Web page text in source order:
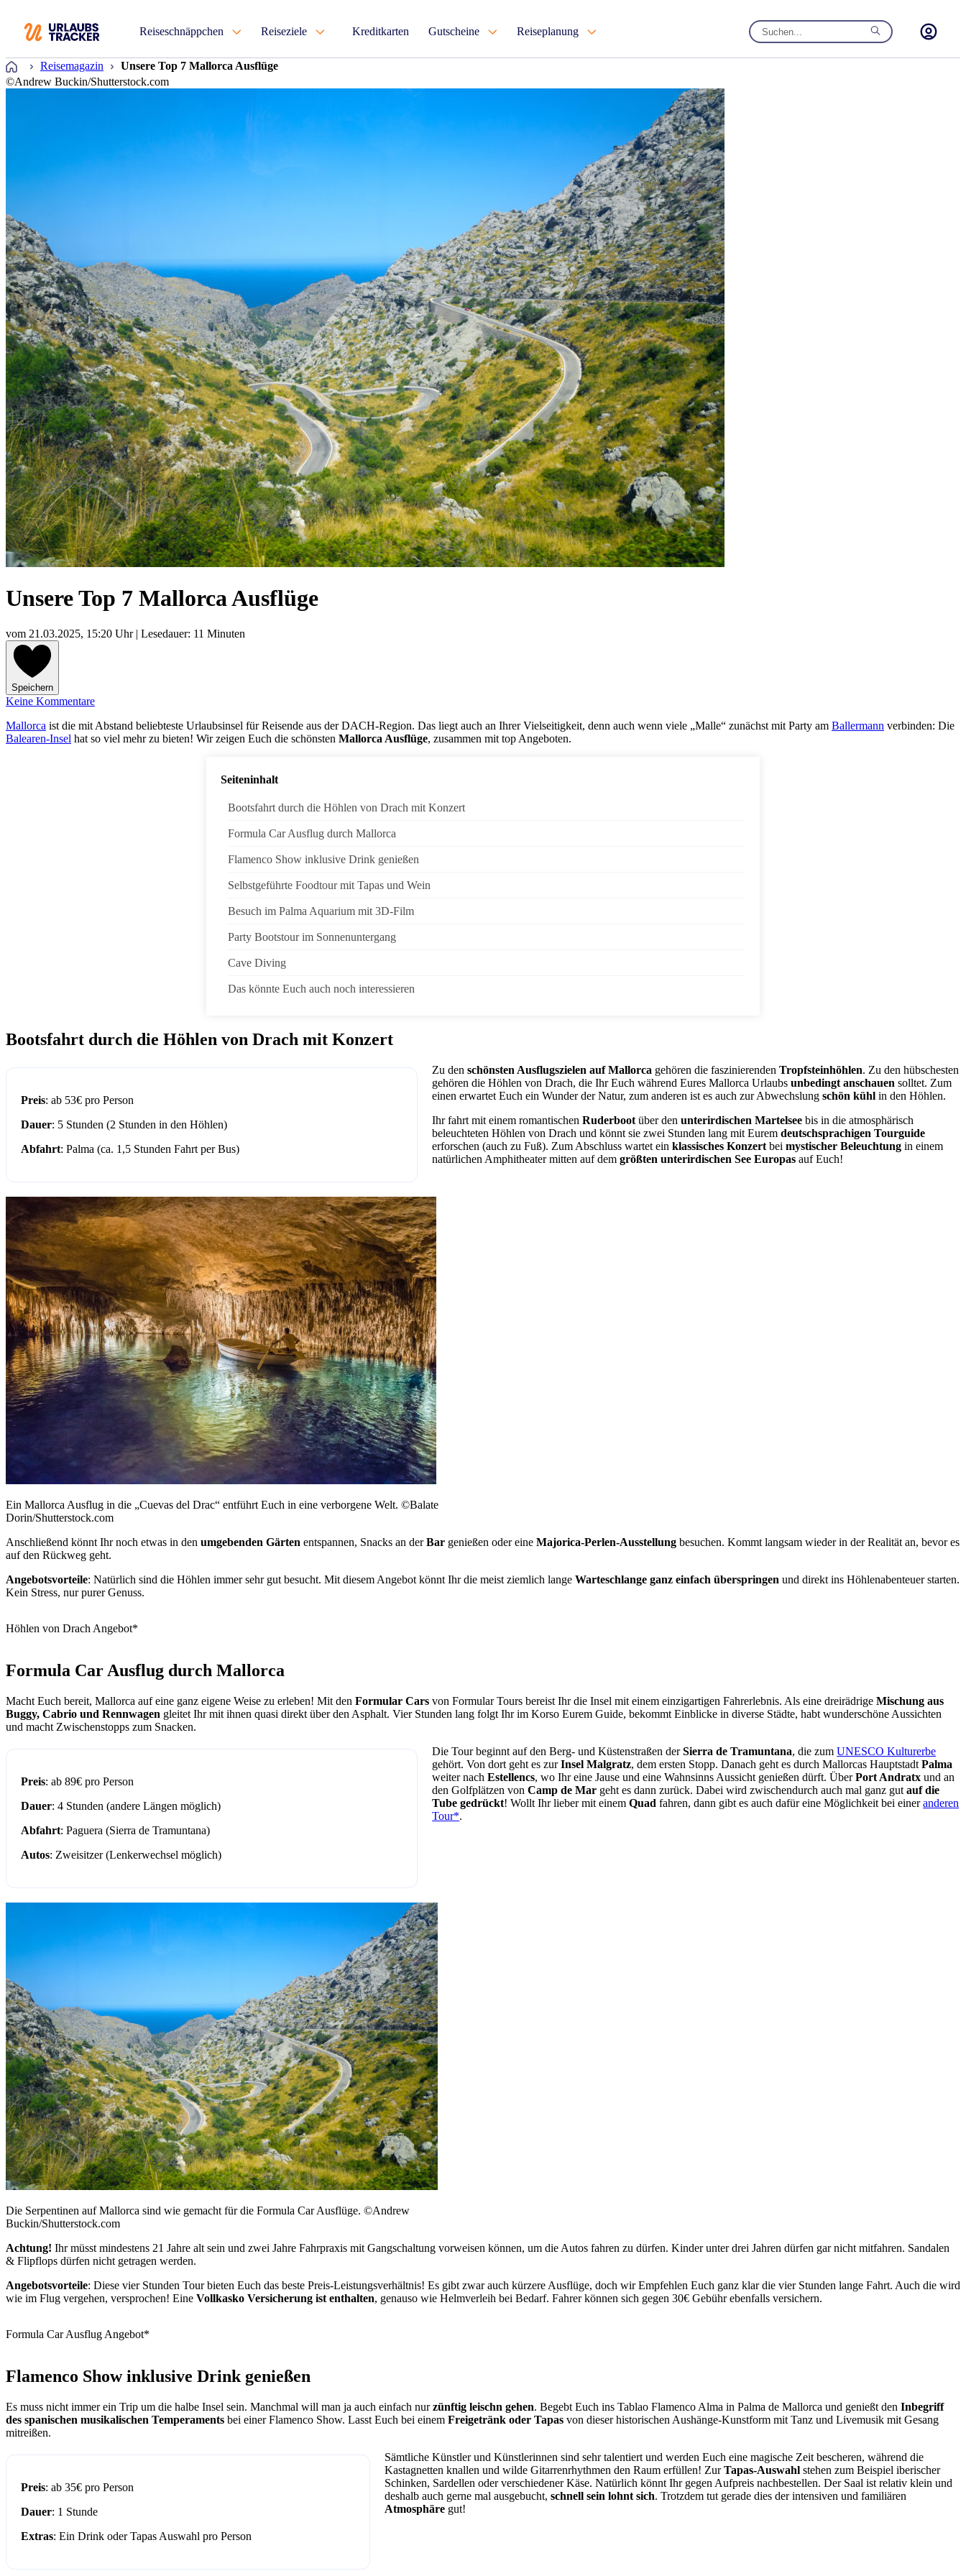
Reiseschnäppchen Reiseziele Kreditkarten Gutscheine Reiseplanung
Startseite
Reisemagazin
Unsere Top 7 Mallorca Ausflüge
©Andrew Buckin/Shutterstock.com
Unsere Top 7 Mallorca Ausflüge
vom 21.03.2025, 15:20 Uhr| Lesedauer: 11 Minuten
Speichern
Keine Kommentare
Mallorca ist die mit Abstand beliebteste Urlaubsinsel für Reisende aus der DACH-Region. Das liegt auch an Ihrer Vielseitigkeit, denn auch wenn viele „Malle“ zunächst mit Party am Ballermann verbinden: Die
Balearen-Insel hat so viel mehr zu bieten! Wir zeigen Euch die schönsten Mallorca Ausflüge, zusammen mit top Angeboten.
Seiteninhalt
Bootsfahrt durch die Höhlen von Drach mit Konzert
Formula Car Ausflug durch Mallorca
Flamenco Show inklusive Drink genießen
Selbstgeführte Foodtour mit Tapas und Wein
Besuch im Palma Aquarium mit 3D-Film
Party Bootstour im Sonnenuntergang
Cave Diving
Das könnte Euch auch noch interessieren
Bootsfahrt durch die Höhlen von Drach mit Konzert
Preis: ab 53€ pro Person
Dauer: 5 Stunden (2 Stunden in den Höhlen)
Abfahrt: Palma (ca. 1,5 Stunden Fahrt per Bus)
Zu denschönsten Ausflugszielen auf Mallorca gehören die faszinierendenTropfsteinhöhlen. Zu den hübschesten
gehören die Höhlen von Drach, die Ihr Euch während Eures Mallorca Urlaubsunbedingt anschauen solltet. Zum
einen erwartet Euch ein Wunder der Natur, zum anderen ist es auch zur Abwechslungschön kühl in den Höhlen.
Ihr fahrt mit einem romantischenRuderboot über denunterirdischen Martelsee bis in die atmosphärisch
beleuchteten Höhlen von Drach und könnt sie zwei Stunden lang mit Euremdeutschsprachigen Tourguide
erforschen (auch zu Fuß). Zum Abschluss wartet einklassisches Konzert beimystischer Beleuchtung in einem
natürlichen Amphitheater mitten auf demgrößten unterirdischen See Europas auf Euch!
Ein Mallorca Ausflug in die „Cuevas del Drac“ entführt Euch in eine verborgene Welt. ©Balate
Dorin/Shutterstock.com
Anschließend könnt Ihr noch etwas in den umgebenden Gärten entspannen, Snacks an derBar genießen oder eine Majorica-Perlen-Ausstellung besuchen. Kommt langsam wieder in der Realität an, bevor es
auf den Rückweg geht.
Angebotsvorteile: Natürlich sind die Höhlen immer sehr gut besucht. Mit diesem Angebot könnt Ihr die meist ziemlich lange Warteschlange ganz einfach überspringen und direkt ins Höhlenabenteuer starten.
Kein Stress, nur purer Genuss.
Höhlen von Drach Angebot*
Formula Car Ausflug durch Mallorca
Macht Euch bereit, Mallorca auf eine ganz eigene Weise zu erleben! Mit den Formular Cars von Formular Tours bereist Ihr die Insel mit einem einzigartigen Fahrerlebnis. Als eine dreirädrige Mischung aus
Buggy, Cabrio und Rennwagen gleitet Ihr mit ihnen quasi direkt über den Asphalt. Vier Stunden lang folgt Ihr im Korso Eurem Guide, bekommt Einblicke in diverse Städte, habt wunderschöne Aussichten
und macht Zwischenstopps zum Snacken.
Preis: ab 89€ pro Person
Dauer: 4 Stunden (andere Längen möglich)
Abfahrt: Paguera (Sierra de Tramuntana)
Autos: Zweisitzer (Lenkerwechsel möglich)
Die Tour beginnt auf den Berg- und Küstenstraßen derSierra de Tramuntana, die zumUNESCO Kulturerbe
gehört. Von dort geht es zurInsel Malgratz, dem ersten Stopp. Danach geht es durch Mallorcas HauptstadtPalma
weiter nachEstellencs, wo Ihr eine Jause und eine Wahnsinns Aussicht genießen dürft. ÜberPort Andratx und an
den Golfplätzen vonCamp de Mar geht es dann zurück. Dabei wird zwischendurch auch mal ganz gutauf die
Tube gedrückt! Wollt Ihr lieber mit einemQuad fahren, dann gibt es auch dafür eine Möglichkeit bei eineranderen
Tour*.
Die Serpentinen auf Mallorca sind wie gemacht für die Formula Car Ausflüge. ©Andrew
Buckin/Shutterstock.com
Achtung! Ihr müsst mindestens 21 Jahre alt sein und zwei Jahre Fahrpraxis mit Gangschaltung vorweisen können, um die Autos fahren zu dürfen. Kinder unter drei Jahren dürfen gar nicht mitfahren. Sandalen
& Flipflops dürfen nicht getragen werden.
Angebotsvorteile: Diese vier Stunden Tour bieten Euch das beste Preis-Leistungsverhältnis! Es gibt zwar auch kürzere Ausflüge, doch wir Empfehlen Euch ganz klar die vier Stunden lange Fahrt. Auch die wird
wie im Flug vergehen, versprochen! Eine Vollkasko Versicherung ist enthalten, genauso wie Helmverleih bei Bedarf. Fahrer können sich gegen 30€ Gebühr ebenfalls versichern.
Formula Car Ausflug Angebot*
Flamenco Show inklusive Drink genießen
Es muss nicht immer ein Trip um die halbe Insel sein. Manchmal will man ja auch einfach nurzünftig leischn gehen. Begebt Euch ins Tablao Flamenco Alma in Palma de Mallorca und genießt den Inbegriff
des spanischen musikalischen Temperaments bei einer Flamenco Show. Lasst Euch bei einem Freigetränk oder Tapas von dieser historischen Aushänge-Kunstform mit Tanz und Livemusik mit Gesang
mitreißen.
Preis: ab 35€ pro Person
Dauer: 1 Stunde
Extras: Ein Drink oder Tapas Auswahl pro Person
Sämtliche Künstler und Künstlerinnen sind sehr talentiert und werden Euch eine magische Zeit bescheren, während die
Kastagnetten knallen und wilde Gitarrenrhythmen den Raum erfüllen! ZurTapas-Auswahlstehen zum Beispiel iberischer
Schinken, Sardellen oder verschiedener Käse. Natürlich könnt Ihr gegen Aufpreis nachbestellen. Der Saal ist relativ klein und
deshalb auch gerne mal ausgebucht, schnell sein lohnt sich. Trotzdem tut gerade dies der intensiven und familiären
Atmosphäregut!